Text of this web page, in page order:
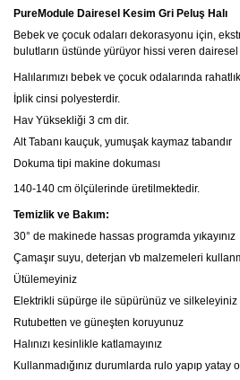
PureModule Dairesel Kesim Gri Peluş Halı
Bebek ve çocuk odaları dekorasyonu için,
bulutların üstünde yürüyor hissi veren dairesel
Halılarımızı bebek ve çocuk odalarında
İplik cinsi polyesterdir.
Hav Yüksekliği 3 cm dir.
Alt Tabanı kauçuk, yumuşak kaymaz tabandır
Dokuma tipi makine dokuması
140-140 cm ölçülerinde üretilmektedir.
Temizlik ve Bakım:
30° de makinede hassas programda yıkayınız
Çamaşır suyu, deterjan vb malzemeleri
Ütülemeyiniz
Elektrikli süpürge ile süpürünüz ve silkeleyiniz
Rutubetten ve güneşten koruyunuz
Halınızı kesinlikle katlamayınız
Kullanmadığınız durumlarda rulo yapıp